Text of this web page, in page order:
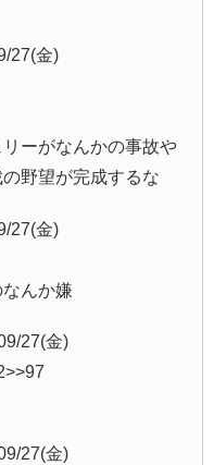
27(金)
ーがなんかの事故や
野望が完成するな
27(金)
んか嫌
27(金)
27(金)